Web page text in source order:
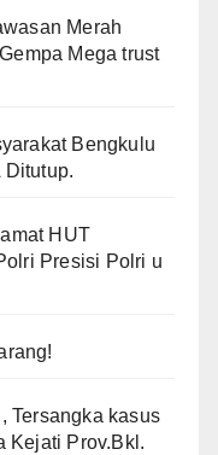
Merah
Mega trust
Bengkulu
Ditutup.
HUT
Presisi Polri u
Tersangka kasus
Kejati Prov.Bkl.